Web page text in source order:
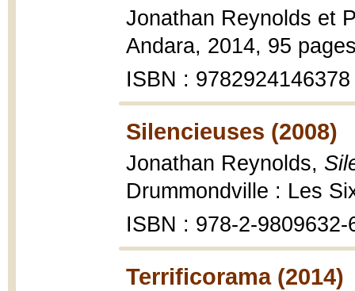
Jonathan Reynolds et
Andara, 2014, 95
ISBN : 9782924146378
Silencieuses (2008)
Jonathan Reynolds,
Drummondville : Les
ISBN : 978-2-9809632-
Terrificorama (2014)